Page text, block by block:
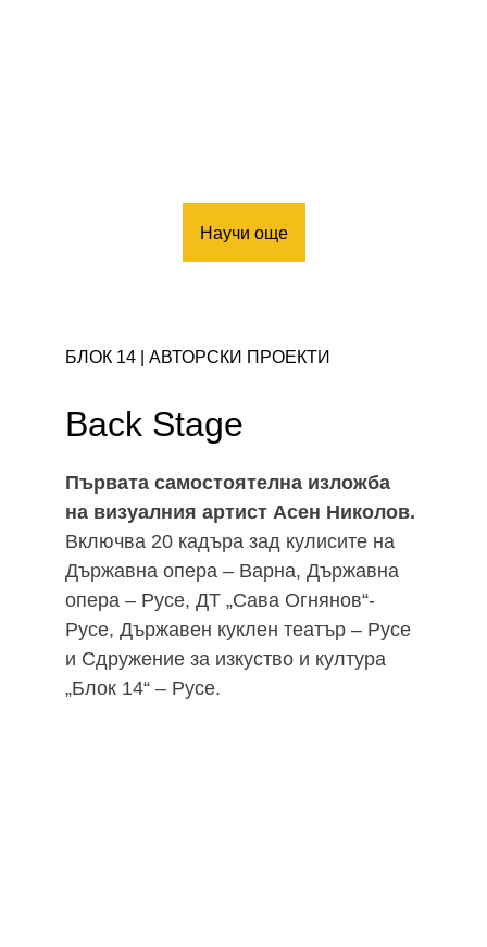
Научи още
БЛОК 14 | АВТОРСКИ ПРОЕКТИ
Back Stage
Първата самостоятелна изложба
на визуалния артист Асен Николов.
Включва 20 кадъра зад кулисите на
Държавна опера – Варна, Държавна
опера – Русе, ДТ „Сава Огнянов“-
Русе, Държавен куклен театър – Русе
и Сдружение за изкуство и култура
„Блок 14“ – Русе.